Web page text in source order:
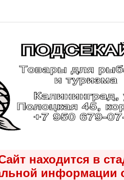
находится в
информации